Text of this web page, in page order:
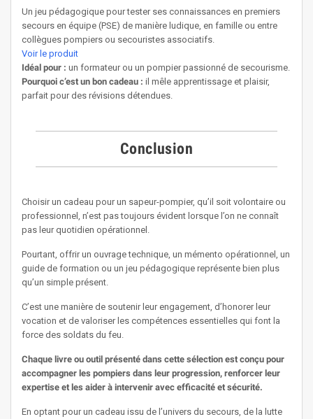
Un jeu pédagogique pour tester ses connaissances en premiers
secours en équipe (PSE) de manière ludique, en famille ou entre
collègues pompiers ou secouristes associatifs.
Voir le produit
Idéal pour : un formateur ou un pompier passionné de secourisme.
Pourquoi c’est un bon cadeau : il mêle apprentissage et plaisir,
parfait pour des révisions détendues.
Conclusion
Choisir un cadeau pour un sapeur-pompier, qu’il soit volontaire ou
professionnel, n’est pas toujours évident lorsque l’on ne connaît
pas leur quotidien opérationnel.
Pourtant, offrir un ouvrage technique, un mémento opérationnel, un
guide de formation ou un jeu pédagogique représente bien plus
qu’un simple présent.
C’est une manière de soutenir leur engagement, d’honorer leur
vocation et de valoriser les compétences essentielles qui font la
force des soldats du feu.
Chaque livre ou outil présenté dans cette sélection est conçu pour
accompagner les pompiers dans leur progression, renforcer leur
expertise et les aider à intervenir avec efficacité et sécurité.
En optant pour un cadeau issu de l’univers du secours, de la lutte